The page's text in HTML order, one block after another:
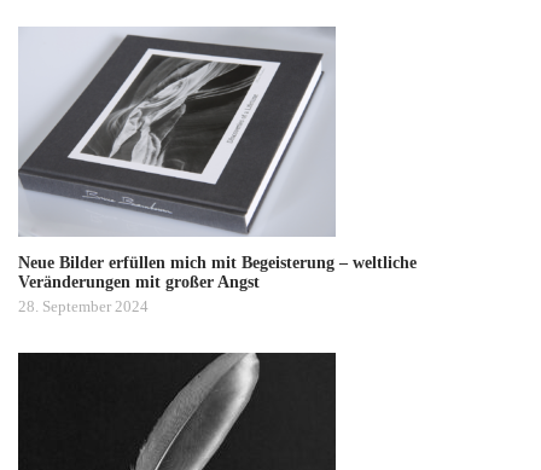
Neue Bilder erfüllen mich mit Begeisterung – weltliche
Veränderungen mit großer Angst
28. September 2024